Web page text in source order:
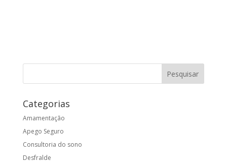
Categorias
Amamentação
Apego Seguro
Consultoria do sono
Desfralde